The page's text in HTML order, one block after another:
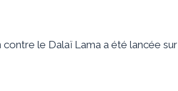
le Dalaï Lama a été lancée sur